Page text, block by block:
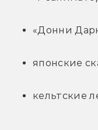
«Донни
японские
кельтские